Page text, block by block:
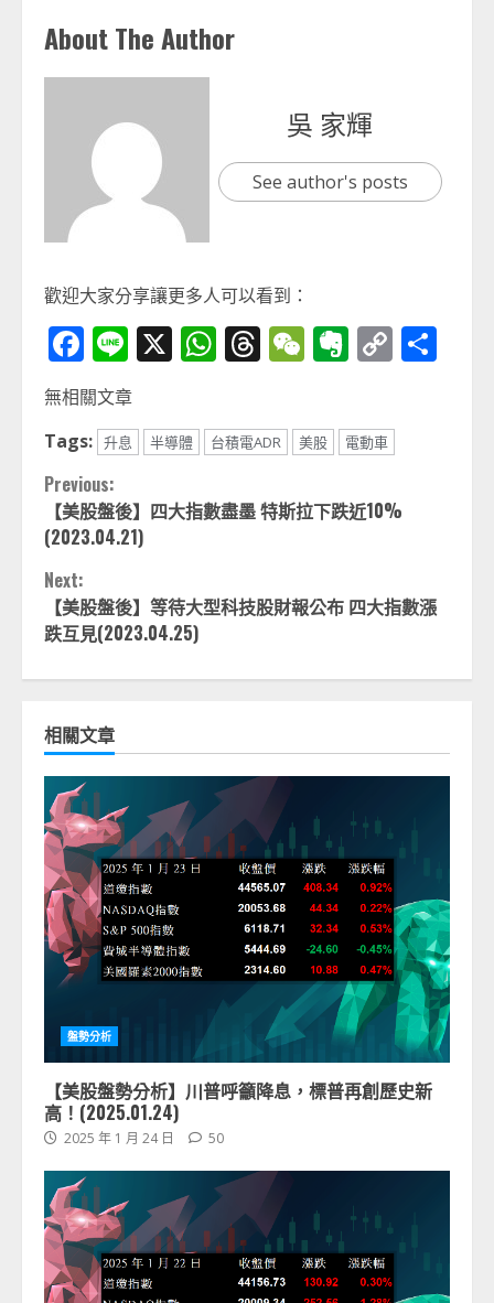
About The Author
吳 家輝
See author's posts
歡迎大家分享讓更多人可以看到：
Facebook
Line
X WhatsApp
Threads
WeChat
Evernote
Copy
Link
無相關文章
Tags: 升息 半導體 台積電ADR 美股 電動車
Continue
Reading
Previous:
【美股盤後】四大指數盡墨 特斯拉下跌近10%
(2023.04.21)
Next:
【美股盤後】等待大型科技股財報公布 四大指數漲
跌互見(2023.04.25)
相關文章
盤勢分析
【美股盤勢分析】川普呼籲降息，標普再創歷史新
高！(2025.01.24)
2025 年 1 月 24 日 50